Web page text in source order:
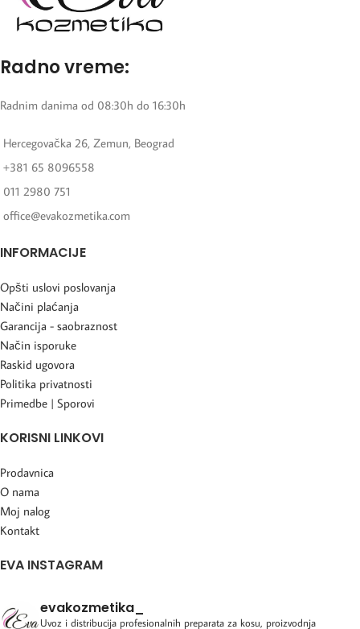
Radno vreme:
Radnim danima od 08:30h do 16:30h
Hercegovačka 26, Zemun, Beograd
+381 65 8096558
011 2980 751
office@evakozmetika.com
INFORMACIJE
Opšti uslovi poslovanja
Načini plaćanja
Garancija - saobraznost
Način isporuke
Raskid ugovora
Politika privatnosti
Primedbe | Sporovi
KORISNI LINKOVI
Prodavnica
O nama
Moj nalog
Kontakt
EVA INSTAGRAM
evakozmetika_
Uvoz i distribucija profesionalnih preparata za kosu, proizvodnja